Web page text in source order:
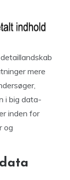
mere
i big data-
inden for
og